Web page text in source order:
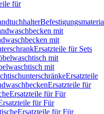
für
mit
mit
Ersatzteile für Sets
mit
mit
Ersatzteile
Ersatzteile für
Ersatzteile für Für
für Für
Ersatzteile für Für